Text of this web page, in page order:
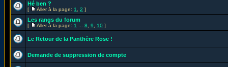
Hé ben ?
[ Aller à la page: 1 2 ]
Les rangs du forum
[ Aller à la page: 1 8 9 10 ]
Le Retour de la Panthère Rose !
Demande de suppression de compte